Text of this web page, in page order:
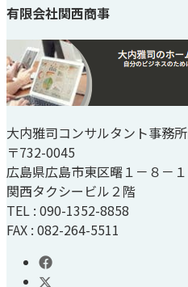
有限会社関西商事
大内雅司コンサルタント事務所
〒732-0045
広島県広島市東区曙１－８－１
関西タクシービル２階
TEL : 090-1352-8858
FAX : 082-264-5511